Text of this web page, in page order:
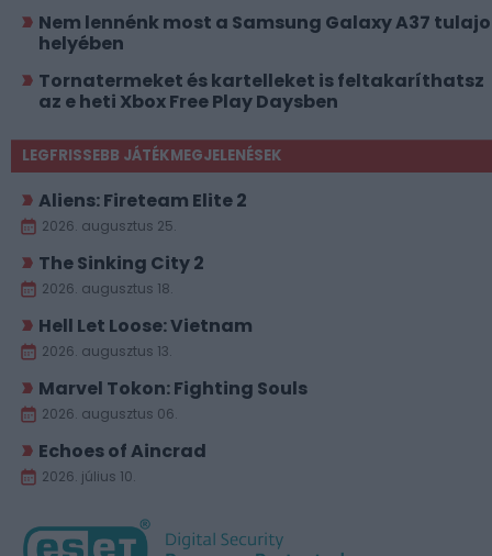
Nem lennénk most a Samsung Galaxy A37
helyében
Tornatermeket és kartelleket is feltakaríthatsz
az e heti Xbox Free Play Daysben
LEGFRISSEBB JÁTÉKMEGJELENÉSEK
Aliens: Fireteam Elite 2
2026. augusztus 25.
The Sinking City 2
2026. augusztus 18.
Hell Let Loose: Vietnam
2026. augusztus 13.
Marvel Tokon: Fighting Souls
2026. augusztus 06.
Echoes of Aincrad
2026. július 10.